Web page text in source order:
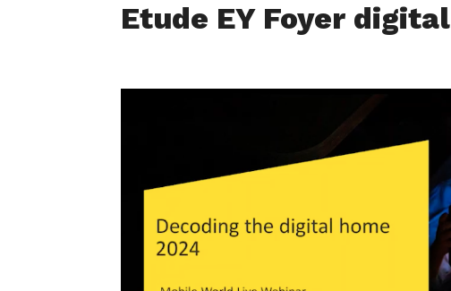
Etude EY Foyer digital